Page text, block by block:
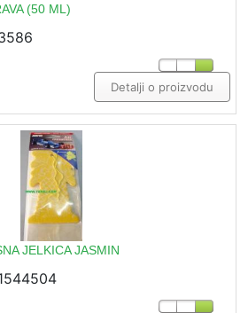
(50 ML)
Detalji o proizvodu
JELKICA JASMIN